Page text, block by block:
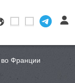
Франции